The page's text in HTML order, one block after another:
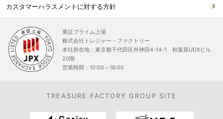
カスタマーハラスメントに対する方針
東証プライム上場
株式会社トレジャー・ファクトリー
本社所在地：東京都千代田区外神田4-14-1 秋葉原UDXビル
20階
営業時間：10:00～18:00
TREASURE FACTORY GROUP SITE